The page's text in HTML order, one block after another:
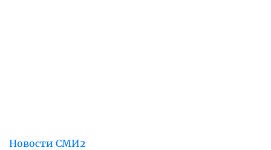
Новости СМИ2